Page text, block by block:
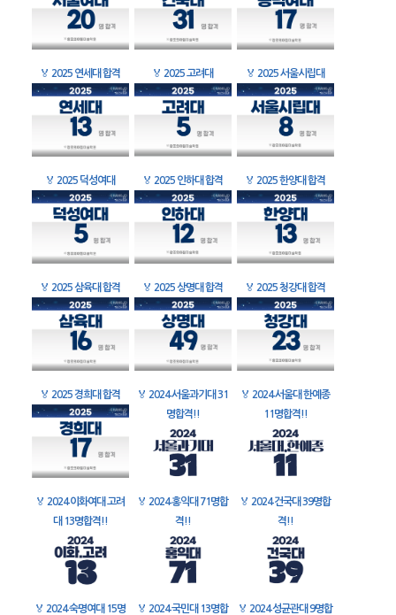
🏅 2025 연세대 합격 🏅 2025 고려대 🏅 2025 서울시립대
🏅 2025 덕성여대 🏅 2025 인하대 합격 🏅 2025 한양대 합격
🏅 2025 삼육대 합격 🏅 2025 상명대 합격 🏅 2025 청강대 합격
🏅 2025 경희대 합격 🏅 2024 서울과기대 31
명합격!!
🏅 2024 서울대 한예종
11명합격!!
🏅 2024 이화여대 고려
대 13명합격!!
🏅 2024 홍익대 71명합
격!!
🏅 2024 건국대 39명합
격!!
🏅 2024 숙명여대 15명
🏅 2024 국민대 13명합
🏅 2024 성균관대 9명합